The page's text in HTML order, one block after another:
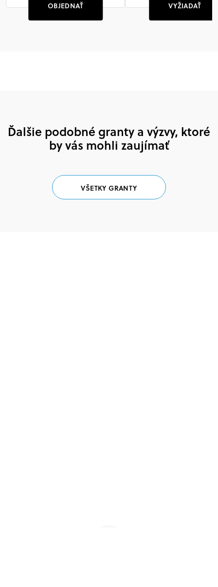
OBJEDNAŤ VYŽIADAŤ
Ďalšie podobné granty a výzvy, ktoré
by vás mohli zaujímať
VŠETKY GRANTY